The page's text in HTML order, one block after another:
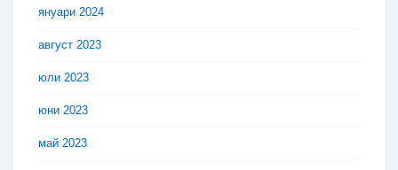
януари 2024
август 2023
юли 2023
юни 2023
май 2023